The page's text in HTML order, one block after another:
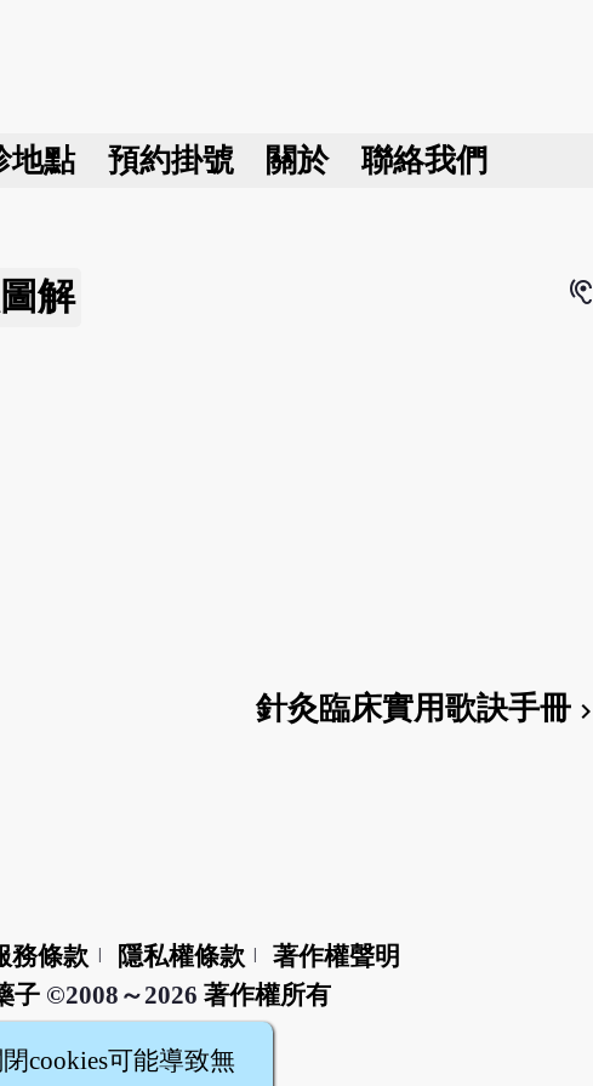
地點 預約掛號 關於 聯絡我們
解 hearing
針灸臨床實用歌訣手冊chevron_right
務條款 隱私權條款
著作權聲明
子©2008～2026 著作權所有
cookies可能導致無